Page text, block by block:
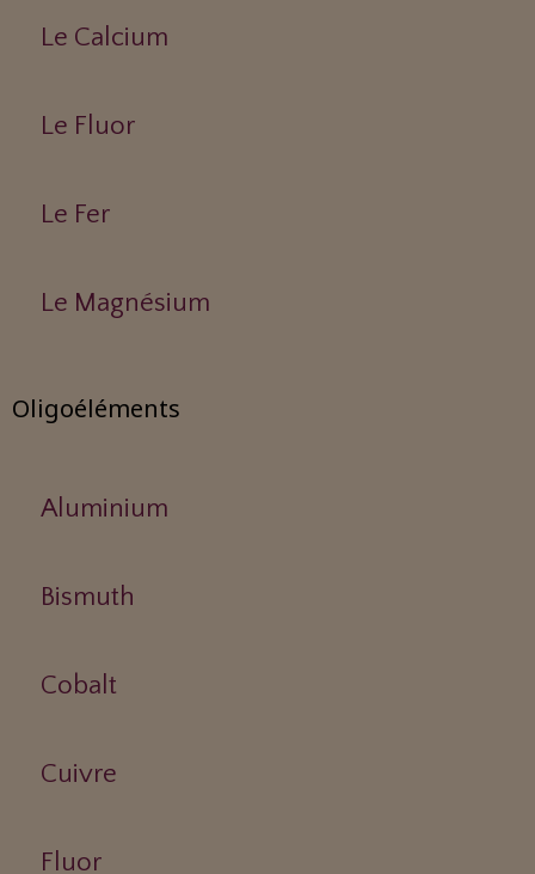
Le Calcium
Le Fluor
Le Fer
Le Magnésium
Oligoéléments
Aluminium
Bismuth
Cobalt
Cuivre
Fluor